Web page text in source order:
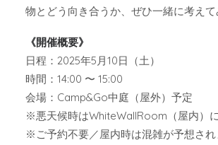
物とどう向き合うか、ぜひ一緒に考えて
《開催概要》
日程：2025年5月10日（土）
時間：14:00 〜 15:00
会場：Camp&Go中庭（屋外）予定
※悪天候時はWhiteWallRoom（屋内）
※ご予約不要／屋内時は混雑が予想さ